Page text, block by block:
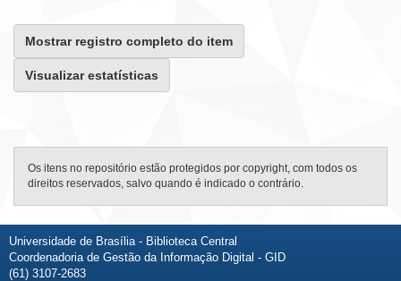
Mostrar registro completo do item
Visualizar estatísticas
Os itens no repositório estão protegidos por copyright, com todos os
direitos reservados, salvo quando é indicado o contrário.
Universidade de Brasília - Biblioteca Central
Coordenadoria de Gestão da Informação Digital - GID
(61) 3107-2683